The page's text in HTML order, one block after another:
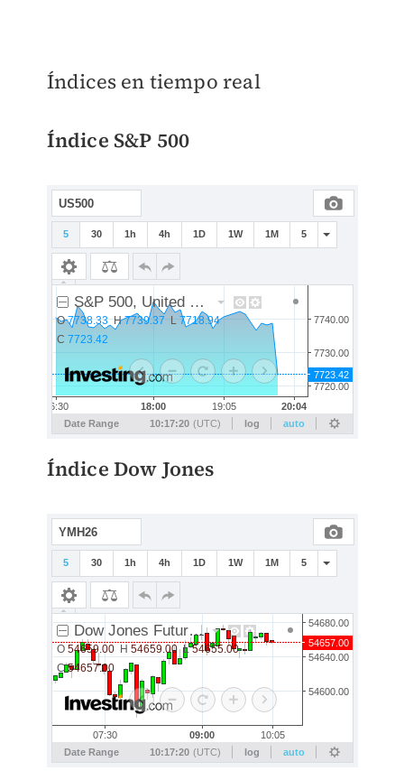
Índices en tiempo real
Índice S&P 500
Índice Dow Jones